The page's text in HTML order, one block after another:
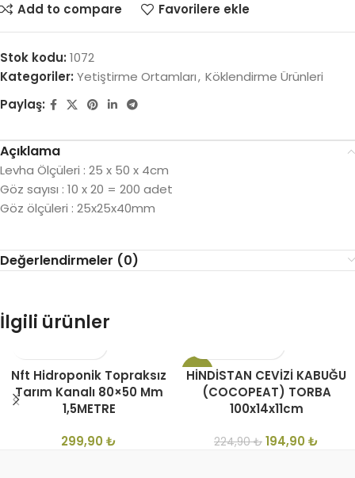
Add to compare
Favorilere ekle
Stok kodu: 1072
Kategoriler: Yetiştirme Ortamları, Köklendirme Ürünleri
Paylaş:
Açıklama
Levha Ölçüleri : 25 x 50 x 4cm
Göz sayısı : 10 x 20 = 200 adet
Göz ölçüleri : 25x25x40mm
Değerlendirmeler (0)
İlgili ürünler
Nft Hidroponik Topraksız
Tarım Kanalı 80×50 Mm
1,5METRE
299,90 ₺
-13%
HİNDİSTAN CEVİZİ KABUĞU
(COCOPEAT) TORBA
100x14x11cm
224,90₺ 194,90 ₺